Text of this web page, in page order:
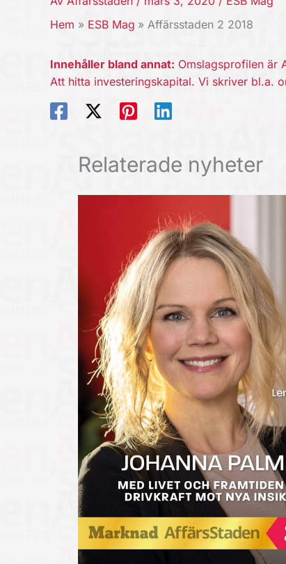
Hem
ESB Mag Affärsstaden 2 2018
Innehåller bland annat: Omslagsprofilen är
Att hitta investeringskapital. Vi skriver bl.a.
Relaterade nyheter